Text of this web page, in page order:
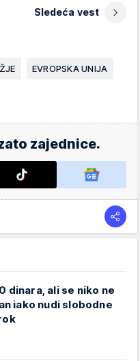
Sledeća vest
EVROPSKA UNIJA
zajednice.
dinara, ali se niko ne
iako nudi slobodne